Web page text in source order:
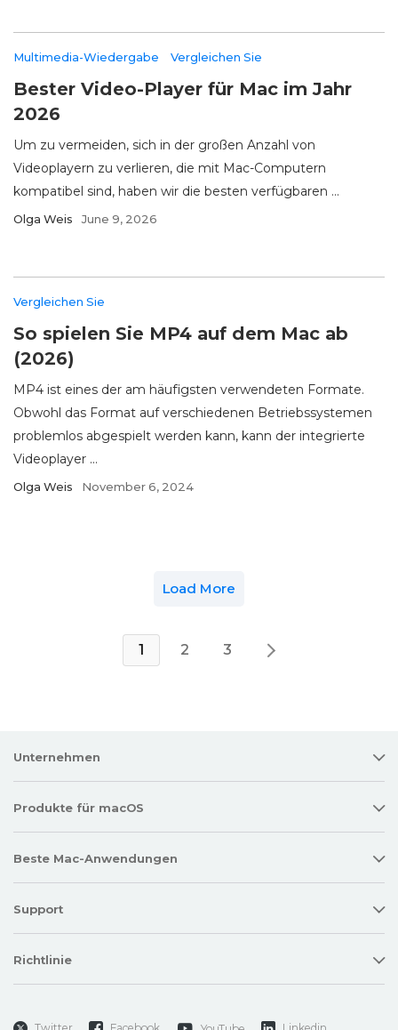
Multimedia-Wiedergabe Vergleichen Sie
Bester Video-Player für Mac im Jahr
2026
Um zu vermeiden, sich in der großen Anzahl von
Videoplayern zu verlieren, die mit Mac-Computern
kompatibel sind, haben wir die besten verfügbaren ...
Olga Weis June 9, 2026
Vergleichen Sie
So spielen Sie MP4 auf dem Mac ab
(2026)
MP4 ist eines der am häufigsten verwendeten Formate.
Obwohl das Format auf verschiedenen Betriebssystemen
problemlos abgespielt werden kann, kann der integrierte
Videoplayer ...
Olga Weis November 6, 2024
Load More
1 2 3
Unternehmen
Produkte für macOS
Beste Mac-Anwendungen
Support
Richtlinie